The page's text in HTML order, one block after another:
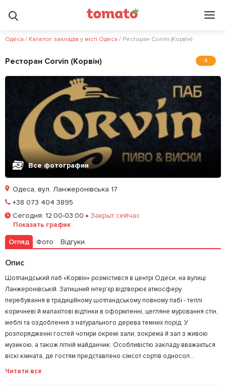
Одеса / Каталог закладів у місті Одеса / Ресторан Corvin (Корвін)
Ресторан Corvin (Корвін) 4
Все фотографии
Одеса, вул. Ланжеронівська 17
+38 073 404 3895
Сегодня: 12:00-03:00 Закрыт сейчас
Показать график
Огляд Фото Відгуки
Опис
Шотландський паб «Корвін» розмістився в центрі Одеси, на вулиці
Ланжеронівській. Затишний інтер'єр відтворює атмосферу
перебування в традиційному шотландському повному пабі - теплі
коричневі й малахітові відтінки в оформленні, цегляне муровання стін,
меблі та оздоблення з натурального дерева темних порід. У
розпорядженні гостей чотири окремі зали, зокрема й зал з живою
музикою, а також літній майданчик. Особливістю закладу вважається
віскі кімната, де гостям представлено сімсот сортів односол...
Читати все